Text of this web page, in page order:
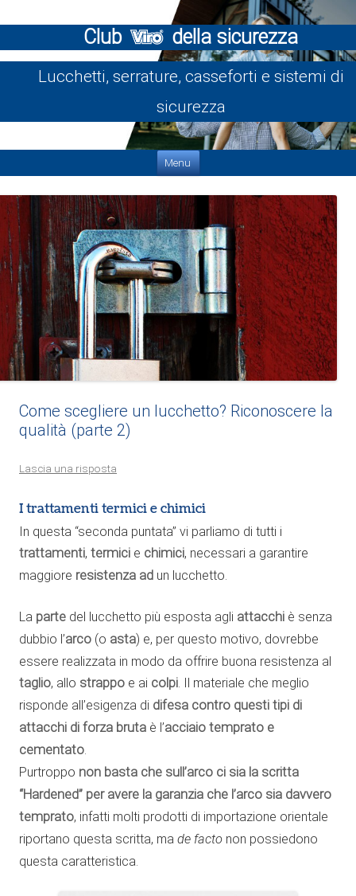
Club della sicurezza
Lucchetti, serrature, casseforti e sistemi di
sicurezza
Menu
Come scegliere un lucchetto? Riconoscere la
qualità (parte 2)
Lascia una risposta
I trattamenti termici e chimici
In questa “seconda puntata” vi parliamo di tutti i
trattamenti, termici e chimici, necessari a garantire
maggiore resistenza ad un lucchetto.
La parte del lucchetto più esposta agli attacchi è senza
dubbio l’arco (o asta) e, per questo motivo, dovrebbe
essere realizzata in modo da offrire buona resistenza al
taglio, allo strappo e ai colpi. Il materiale che meglio
risponde all’esigenza di difesa contro questi tipi di
attacchi di forza bruta è l’acciaio temprato e
cementato.
Purtroppo non basta che sull’arco ci sia la scritta
“Hardened” per avere la garanzia che l’arco sia davvero
temprato, infatti molti prodotti di importazione orientale
riportano questa scritta, ma de facto non possiedono
questa caratteristica.